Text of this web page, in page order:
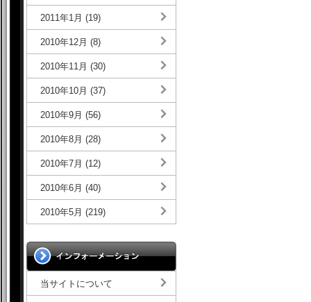
2011年1月 (19)
2010年12月 (8)
2010年11月 (30)
2010年10月 (37)
2010年9月 (56)
2010年8月 (28)
2010年7月 (12)
2010年6月 (40)
2010年5月 (219)
当サイトについて